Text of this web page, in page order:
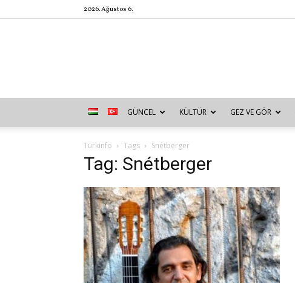
2026. Ağustos 6.
GÜNCEL KÜLTÜR GEZ VE GÖR
Türkinfo Tags Snétberger
Tag: Snétberger